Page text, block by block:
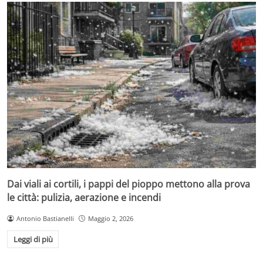
Dai viali ai cortili, i pappi del pioppo mettono alla prova
le città: pulizia, aerazione e incendi
Antonio Bastianelli Maggio 2, 2026
Leggi di più